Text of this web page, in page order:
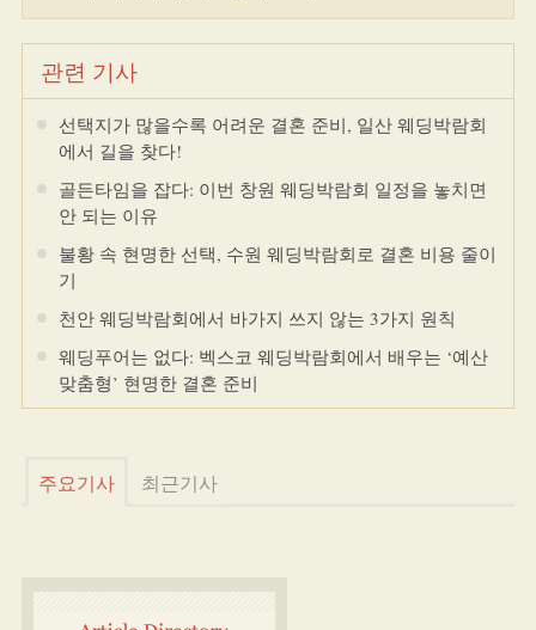
관련 기사
선택지가 많을수록 어려운 결혼 준비, 일산 웨딩박람회
에서 길을 찾다!
골든타임을 잡다: 이번 창원 웨딩박람회 일정을 놓치면
안 되는 이유
불황 속 현명한 선택, 수원 웨딩박람회로 결혼 비용 줄이
기
천안 웨딩박람회에서 바가지 쓰지 않는 3가지 원칙
웨딩푸어는 없다: 벡스코 웨딩박람회에서 배우는 ‘예산
맞춤형’ 현명한 결혼 준비
주요기사 최근기사